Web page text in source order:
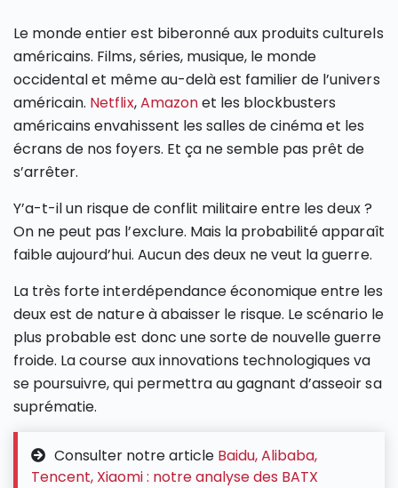
Le monde entier est biberonné aux produits culturels
américains. Films, séries, musique, le monde
occidental et même au-delà est familier de l’univers
américain. Netflix,Amazonet les blockbusters
américains envahissent les salles de cinéma et les
écrans de nos foyers. Et ça ne semble pas prêt de
s’arrêter.
Y’a-t-il un risque de conflit militaire entre les deux ?
On ne peut pas l’exclure. Mais la probabilité apparaît
faible aujourd’hui. Aucun des deux ne veut la guerre.
La très forte interdépendance économique entre les
deux est de nature à abaisser le risque. Le scénario le
plus probable est donc une sorte de nouvelle guerre
froide. La course aux innovations technologiques va
se poursuivre, qui permettra au gagnant d’asseoir sa
suprématie.
Consulter notre article Baidu, Alibaba,
Tencent, Xiaomi : notre analyse des BATX